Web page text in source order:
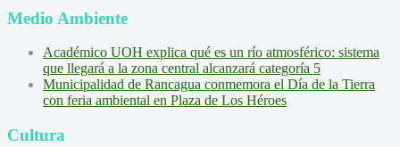
Medio Ambiente
Académico UOH explica qué es un río atmosférico: sistema
que llegará a la zona central alcanzará categoría 5
Municipalidad de Rancagua conmemora el Día de la Tierra
con feria ambiental en Plaza de Los Héroes
Cultura